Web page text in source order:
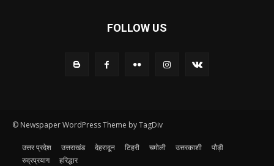
FOLLOW US
© Newspaper WordPress Theme by TagDiv
उत्तर प्रदेश उत्तराखंड देहरादून टिहरी चमोली उत्तरकाशी
पौड़ी
रुद्रप्रयाग
हरिद्धार